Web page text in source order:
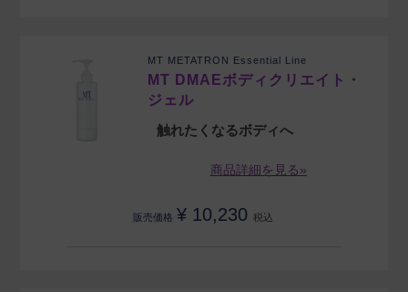
MT METATRON Essential Line
MT DMAEボディクリエイト・
ジェル
触れたくなるボディへ
商品詳細を見る»
販売価格 ¥ 10,230 税込